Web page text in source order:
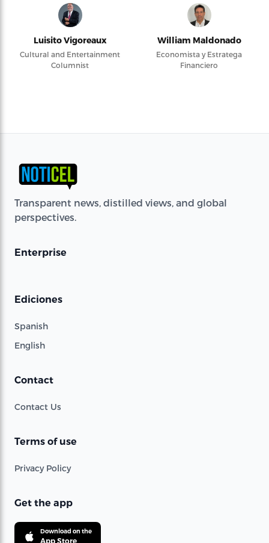
Luisito Vigoreaux
Cultural and Entertainment
Columnist
William Maldonado
Economista y Estratega
Financiero
Transparent news, distilled views, and global
perspectives.
Enterprise
Ediciones
Spanish
English
Contact
Contact Us
Terms of use
Privacy Policy
Get the app
Download on the
App Store